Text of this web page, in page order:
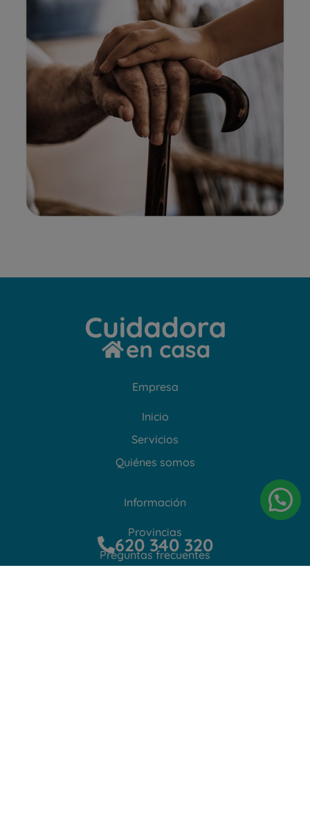
Empresa
Inicio
Servicios
Quiénes somos
Información
Provincias
Preguntas frecuentes
620 340 320